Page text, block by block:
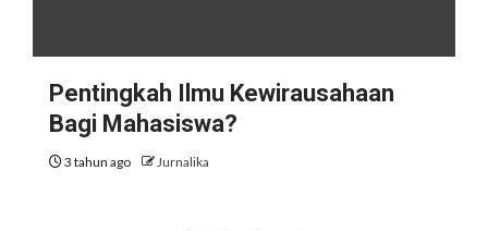
Pentingkah Ilmu Kewirausahaan
Bagi Mahasiswa?
3 tahun ago Jurnalika